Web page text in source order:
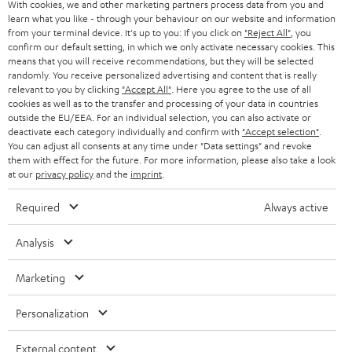
r
a
n
m
e
l
d
u
n
Kategorien
HEIMKINO
HEIMKINO-KOMPLETTANLAGEN
SOUNDBARS
STEREO
SMART HOME
BLUETOOTH-LAUTSPRECHER
KOPFHÖRER
Unternehmen
SUPPORT
KARRIERE
PRESSE & MARKETING
GESCHÄFTSKUNDEN
PARTNERPROGRAMM
Teufel Onlineshops
ÖSTERREICH
SCHWEIZ
With cookies, we and other marketing partners process data from you and
learn what you like - through your behaviour on our website and information
from your terminal device. It's up to you: If you click on "Reject All" , you
confirm our default setting, in which we only activate necessary cookies. This
means that you will receive recommendations, but they will be selected
randomly. You receive personalized advertising and content that is really
relevant to you by clicking "Accept All" . Here you agree to the use of all
cookies as well as to the transfer and processing of your data in countries
outside the EU/EEA. For an individual selection, you can also activate or
deactivate each category individually and confirm with "Accept selection"
You can adjust all consents at any time under "Data settings" and revoke
them with effect for the future. For more information, please also take a look
at our privacy policyand the imprint
Required Always active
Analysis
Marketing
Personalization
External content